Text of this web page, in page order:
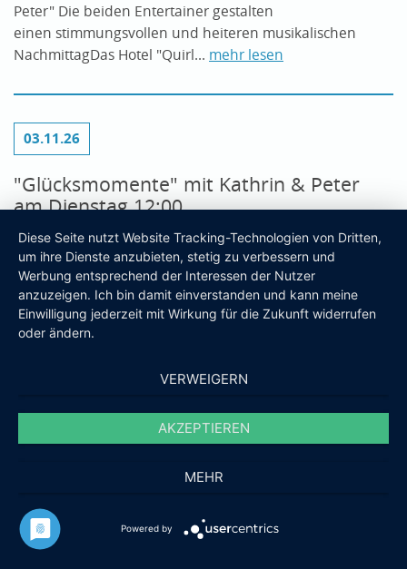
Peter" Die beiden Entertainer gestalten
einen stimmungsvollen und heiteren musikalischen
NachmittagDas Hotel "Quirl... mehr lesen
03.11.26
"Glücksmomente" mit Kathrin & Peter
am Dienstag 12:00
Die beiden Entertainer gestalten einen stimmungsvollen
und heiteren musikalischen NachmittagDas Hotel
"Quirle-Häusl" bietet ein leckeres Mittagessen sowie ein
Kaffeegedeck mit hausgebackenem Kuch...mehr lesen
02799 Waltersdorf / Oberlausitz
Öffnungszeiten:
Wellness
Diese Seite nutzt Website Tracking-Technologien von Dritten,
um ihre Dienste anzubieten, stetig zu verbessern und
Werbung entsprechend der Interessen der Nutzer
anzuzeigen. Ich bin damit einverstanden und kann meine
Einwilligung jederzeit mit Wirkung für die Zukunft widerrufen
oder ändern.
VERWEIGERN
AKZEPTIEREN
MEHR
Powered by